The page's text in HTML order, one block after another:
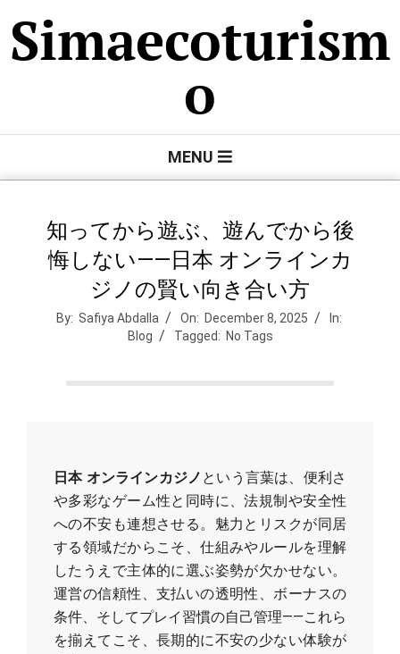
to
content
Simaecoturism
o
MENU
知ってから遊ぶ、遊んでから後
悔しない——日本 オンラインカ
ジノの賢い向き合い方
By: Safiya Abdalla On: December 8, 2025
In:
Blog
Tagged: No Tags
日本 オンラインカジノ という言葉は、便利さ
や多彩なゲーム性と同時に、法規制や安全性
への不安も連想させる。魅力とリスクが同居
する領域だからこそ、仕組みやルールを理解
したうえで主体的に選ぶ姿勢が欠かせない。
運営の信頼性、支払いの透明性、ボーナスの
条件、そしてプレイ習慣の自己管理——これら
を揃えてこそ、長期的に不安の少ない体験が